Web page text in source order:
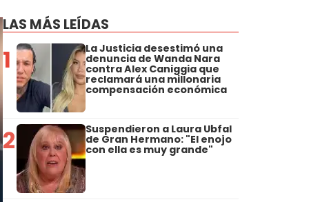
LAS MÁS LEÍDAS
1 La Justicia desestimó una
denuncia de Wanda Nara
contra Alex Caniggia que
reclamará una millonaria
compensación económica
2 Suspendieron a Laura Ubfal
de Gran Hermano: "El enojo
con ella es muy grande"